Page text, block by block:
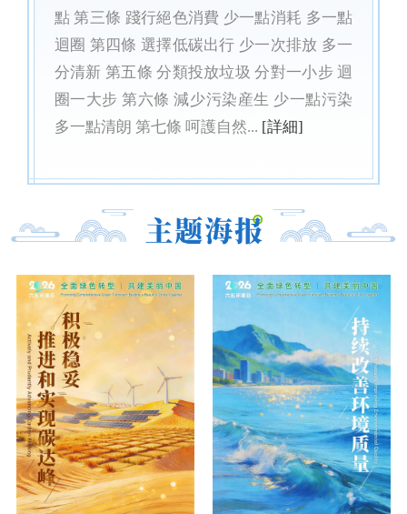
點 第三條 踐行絕色消費 少一點消耗 多一點
迴圈 第四條 選擇低碳出行 少一次排放 多一
分清新 第五條 分類投放垃圾 分對一小步 迴
圈一大步 第六條 減少污染産生 少一點污染
多一點清朗 第七條 呵護自然... [詳細]